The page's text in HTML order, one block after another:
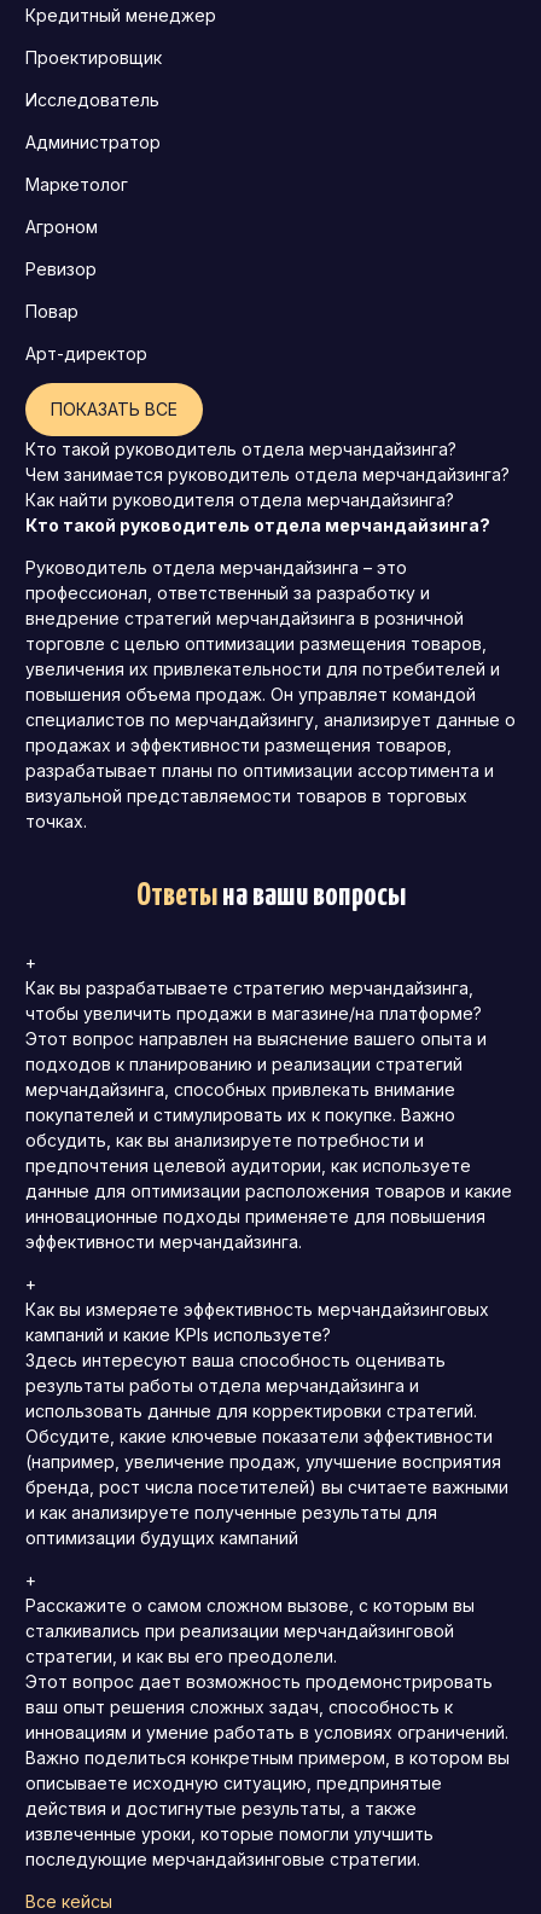
Кредитный менеджер
Проектировщик
Исследователь
Администратор
Маркетолог
Агроном
Ревизор
Повар
Арт-директор
ПОКАЗАТЬ ВСЕ
Кто такой руководитель отдела мерчандайзинга?
Чем занимается руководитель отдела мерчандайзинга?
Как найти руководителя отдела мерчандайзинга?
Кто такой руководитель отдела мерчандайзинга?
Руководитель отдела мерчандайзинга – это
профессионал, ответственный за разработку и
внедрение стратегий мерчандайзинга в розничной
торговле с целью оптимизации размещения товаров,
увеличения их привлекательности для потребителей и
повышения объема продаж. Он управляет командой
специалистов по мерчандайзингу, анализирует данные о
продажах и эффективности размещения товаров,
разрабатывает планы по оптимизации ассортимента и
визуальной представляемости товаров в торговых
точках.
Ответына ваши вопросы
+
Как вы разрабатываете стратегию мерчандайзинга,
чтобы увеличить продажи в магазине/на платформе?
Этот вопрос направлен на выяснение вашего опыта и
подходов к планированию и реализации стратегий
мерчандайзинга, способных привлекать внимание
покупателей и стимулировать их к покупке. Важно
обсудить, как вы анализируете потребности и
предпочтения целевой аудитории, как используете
данные для оптимизации расположения товаров и какие
инновационные подходы применяете для повышения
эффективности мерчандайзинга.
+
Как вы измеряете эффективность мерчандайзинговых
кампаний и какие KPIs используете?
Здесь интересуют ваша способность оценивать
результаты работы отдела мерчандайзинга и
использовать данные для корректировки стратегий.
Обсудите, какие ключевые показатели эффективности
(например, увеличение продаж, улучшение восприятия
бренда, рост числа посетителей) вы считаете важными
и как анализируете полученные результаты для
оптимизации будущих кампаний
+
Расскажите о самом сложном вызове, с которым вы
сталкивались при реализации мерчандайзинговой
стратегии, и как вы его преодолели.
Этот вопрос дает возможность продемонстрировать
ваш опыт решения сложных задач, способность к
инновациям и умение работать в условиях ограничений.
Важно поделиться конкретным примером, в котором вы
описываете исходную ситуацию, предпринятые
действия и достигнутые результаты, а также
извлеченные уроки, которые помогли улучшить
последующие мерчандайзинговые стратегии.
Все кейсы